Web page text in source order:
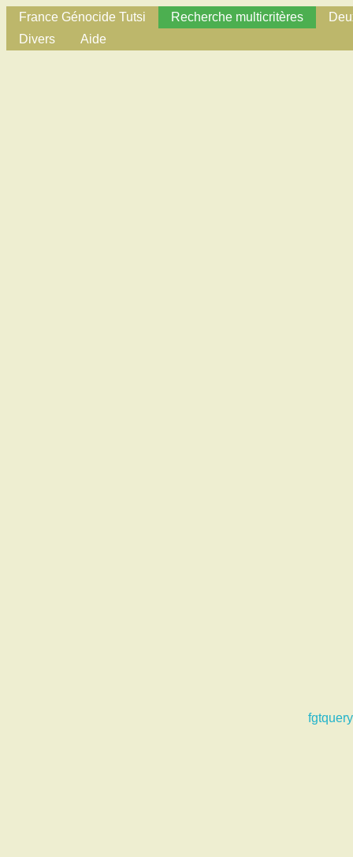
France Génocide Tutsi Recherche multicritères
Divers
Aide